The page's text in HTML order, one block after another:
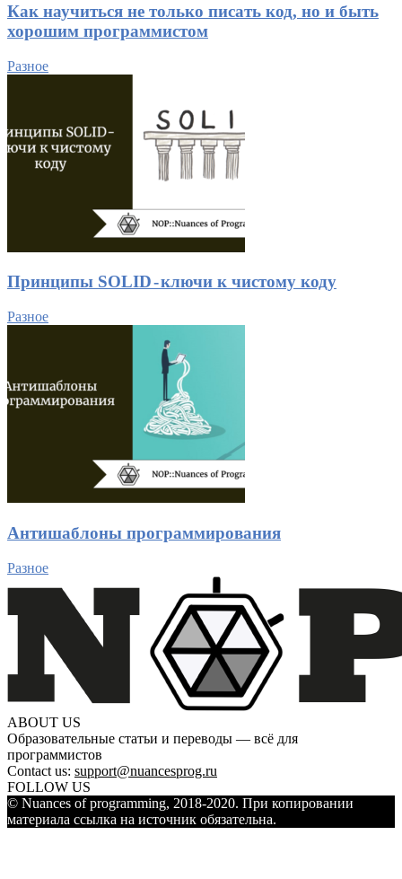
Как научиться не только писать код, но и быть
хорошим программистом
Разное
Принципы SOLID - ключи к чистому коду
Разное
Антишаблоны программирования
Разное
ABOUT US
Образовательные статьи и переводы — всё для
программистов
Contact us: support@nuancesprog.ru
FOLLOW US
© Nuances of programming, 2018-2020. При копировании
материала ссылка на источник обязательна.